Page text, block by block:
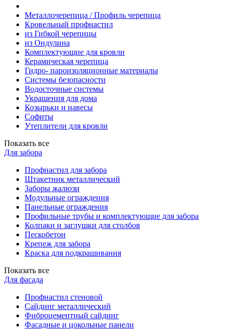
Металлочерепица / Профиль черепица
Кровельный профнастил
из Гибкой черепицы
из Ондулина
Комплектующие для кровли
Керамическая черепица
Гидро- пароизоляционные материалы
Системы безопасности
Водосточные системы
Украшения для дома
Козырьки и навесы
Софиты
Утеплители для кровли
Показать все
Для забора
Профнастил для забора
Штакетник металлический
Заборы жалюзи
Модульные ограждения
Панельные ограждения
Профильные трубы и комплектующие для забора
Колпаки и заглушки для столбов
Пескобетон
Крепеж для забора
Краска для подкрашивания
Показать все
Для фасада
Профнастил стеновой
Сайдинг металлический
Фиброцементный сайдинг
Фасадные и цокольные панели